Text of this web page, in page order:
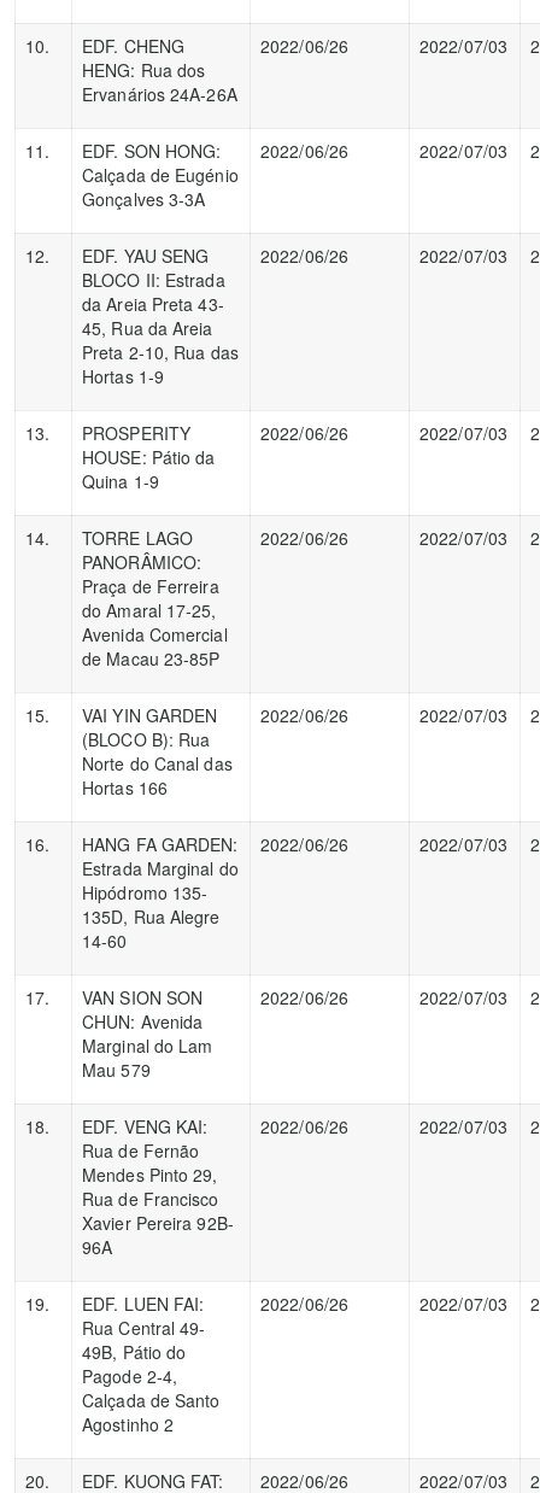
10.
EDF. CHENG
HENG: Rua dos
Ervanários 24A-26A
2022/06/26 2022/07/03
11.
EDF. SON HONG:
Calçada de Eugénio
Gonçalves 3-3A
2022/06/26 2022/07/03
12.
EDF. YAU SENG
BLOCO II: Estrada
da Areia Preta 43-
45, Rua da Areia
Preta 2-10, Rua das
Hortas 1-9
2022/06/26 2022/07/03
13.
PROSPERITY
HOUSE: Pátio da
Quina 1-9
2022/06/26 2022/07/03
14.
TORRE LAGO
PANORÂMICO:
Praça de Ferreira
do Amaral 17-25,
Avenida Comercial
de Macau 23-85P
2022/06/26 2022/07/03
15.
VAI YIN GARDEN
(BLOCO B): Rua
Norte do Canal das
Hortas 166
2022/06/26 2022/07/03
16.
HANG FA GARDEN:
Estrada Marginal do
Hipódromo 135-
135D, Rua Alegre
14-60
2022/06/26 2022/07/03
17.
VAN SION SON
CHUN: Avenida
Marginal do Lam
Mau 579
2022/06/26 2022/07/03
18.
EDF. VENG KAI:
Rua de Fernão
Mendes Pinto 29,
Rua de Francisco
Xavier Pereira 92B-
96A
2022/06/26 2022/07/03
19.
EDF. LUEN FAI:
Rua Central 49-
49B, Pátio do
Pagode 2-4,
Calçada de Santo
Agostinho 2
2022/06/26 2022/07/03
20. EDF. KUONG FAT: 2022/06/26 2022/07/03